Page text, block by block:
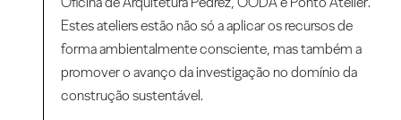
Estes ateliers estão não só a aplicar os recursos de
forma ambientalmente consciente, mas também a
promover o avanço da investigação no domínio da
construção sustentável.